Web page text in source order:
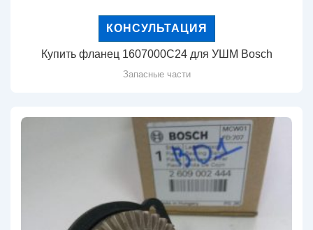
КОНСУЛЬТАЦИЯ
Купить фланец 1607000C24 для УШМ Bosch
Запасные части